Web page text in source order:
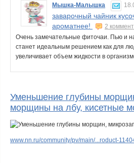
Мышка-Малышка
заварочный чайник
ароматнее!
2
Очень замечательные фиточаи. Пью и
станет идеальным решением как для
увеличивает объем жидкости в
Уменьшение глубины
морщины на лбу, кисетные
www.nn.ru/community/pv/main/...roduct-